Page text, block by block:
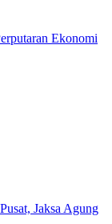
Ekonomi
Jaksa Agung